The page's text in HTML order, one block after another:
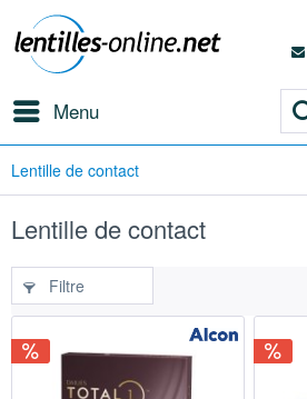
Menu
Lentille de contact
Lentille de contact
Filtre